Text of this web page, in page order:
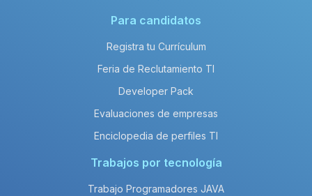
Para candidatos
Registra tu Currículum
Feria de Reclutamiento TI
Developer Pack
Evaluaciones de empresas
Enciclopedia de perfiles TI
Trabajos por tecnología
Trabajo Programadores JAVA